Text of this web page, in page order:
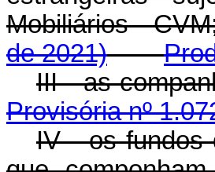
Mobiliários -
de 2021)
III - as
Provisória nº
IV - os fundos